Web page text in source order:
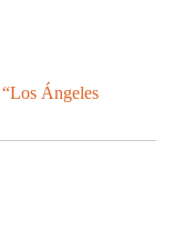
“Los Ángeles